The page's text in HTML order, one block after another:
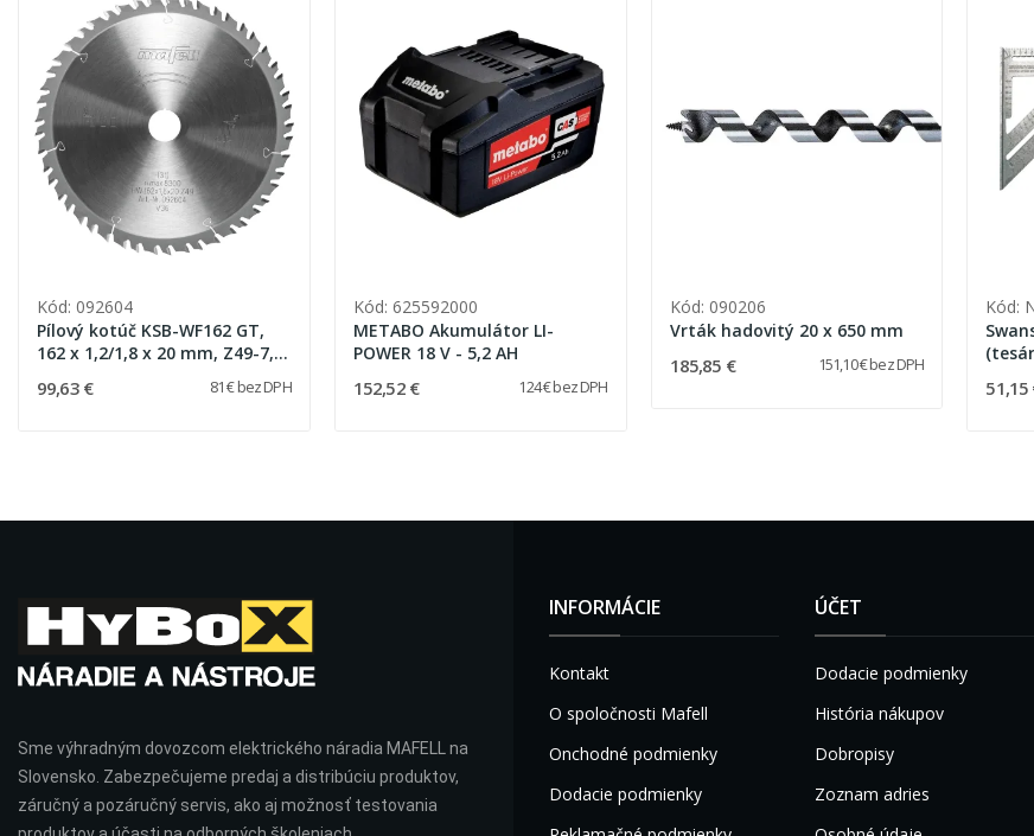
Kód: 092604
Pílový kotúč KSB-WF162 GT,
162 x 1,2/1,8 x 20 mm, Z49-7,
99,63 € 81 € bez DPH
Kód: 625592000
METABO Akumulátor LI-
POWER 18 V - 5,2 AH
152,52 € 124 € bez DPH
Kód: 090206
Vrták hadovitý 20 x 650 mm
185,85 € 151,10 € bez DPH
Kód:
51,15
Sme výhradným dovozcom elektrického náradia MAFELL na
Slovensko. Zabezpečujeme predaj a distribúciu produktov,
záručný a pozáručný servis, ako aj možnosť testovania
INFORMÁCIE
Kontakt
O spoločnosti Mafell
Onchodné podmienky
Dodacie podmienky
ÚČET
Dodacie podmienky
História nákupov
Dobropisy
Zoznam adries